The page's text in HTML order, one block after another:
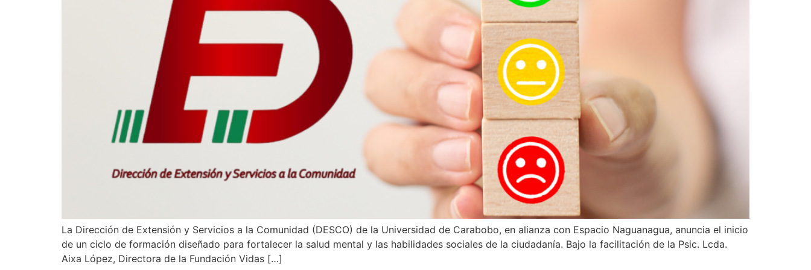
La Dirección de Extensión y Servicios a la Comunidad (DESCO) de la Universidad de Carabobo, en alianza con Espacio Naguanagua, anuncia el inicio
de un ciclo de formación diseñado para fortalecer la salud mental y las habilidades sociales de la ciudadanía. Bajo la facilitación de la Psic. Lcda.
Aixa López, Directora de la Fundación Vidas […]